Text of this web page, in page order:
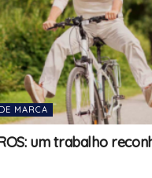
MARCA
um trabalho